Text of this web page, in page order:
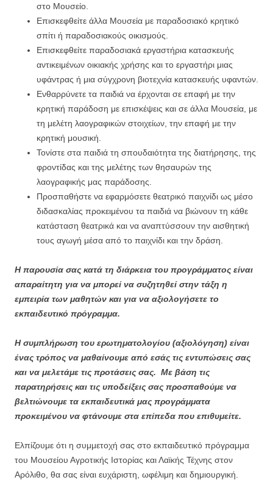
στο Μουσείο.
Επισκεφθείτε άλλα Μουσεία με παραδοσιακό κρητικό
σπίτι ή παραδοσιακούς οικισμούς.
Επισκεφθείτε παραδοσιακά εργαστήρια κατασκευής
αντικειμένων οικιακής χρήσης και το εργαστήρι μιας
υφάντρας ή μια σύγχρονη βιοτεχνία κατασκευής υφαντών.
Ενθαρρύνετε τα παιδιά να έρχονται σε επαφή με την
κρητική παράδοση με επισκέψεις και σε άλλα Μουσεία, με
τη μελέτη λαογραφικών στοιχείων, την επαφή με την
κρητική μουσική.
Τονίστε στα παιδιά τη σπουδαιότητα της διατήρησης, της
φροντίδας και της μελέτης των θησαυρών της
λαογραφικής μας παράδοσης.
Προσπαθήστε να εφαρμόσετε θεατρικό παιχνίδι ως μέσο
διδασκαλίας προκειμένου τα παιδιά να βιώνουν τη κάθε
κατάσταση θεατρικά και να αναπτύσσουν την αισθητική
τους αγωγή μέσα από το παιχνίδι και την δράση.
Η παρουσία σας κατά τη διάρκεια του προγράμματος είναι
απαραίτητη για να μπορεί να συζητηθεί στην τάξη η
εμπειρία των μαθητών και για να αξιολογήσετε το
εκπαιδευτικό πρόγραμμα.
Η συμπλήρωση του ερωτηματολογίου (αξιολόγηση) είναι
ένας τρόπος να μαθαίνουμε από εσάς τις εντυπώσεις σας
και να μελετάμε τις προτάσεις σας. Με βάση τις
παρατηρήσεις και τις υποδείξεις σας προσπαθούμε να
βελτιώνουμε τα εκπαιδευτικά μας προγράμματα
προκειμένου να φτάνουμε στα επίπεδα που επιθυμείτε.
Ελπίζουμε ότι η συμμετοχή σας στο εκπαιδευτικό πρόγραμμα
του Μουσείου Αγροτικής Ιστορίας και Λαϊκής Τέχνης στον
Αρόλιθο, θα σας είναι ευχάριστη, ωφέλιμη και δημιουργική.